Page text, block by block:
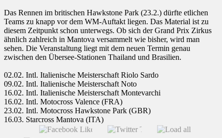
Das Rennen im britischen Hawkstone Park (23.2.) dürfte etlichen
Teams zu knapp vor dem WM-Auftakt liegen. Das Material ist zu
diesem Zeitpunkt schon unterwegs. Ob sich der Grand Prix Zirkus
ähnlich zahlreich in Mantova versammelt wie bisher, wird man
sehen. Die Veranstaltung liegt mit dem neuen Termin genau
zwischen den Übersee-Stationen Thailand und Brasilien.
02.02. Intl. Italienische Meisterschaft Riolo Sardo
09.02. Intl. Italienische Meisterschaft Noto
16.02. Intl. Italienische Meisterschaft Montevarchi
16.02. Intl. Motocross Valence (FRA)
23.02. Intl. Motocross Hawkstone Park (GBR)
16.03. Starcross Mantova (ITA)